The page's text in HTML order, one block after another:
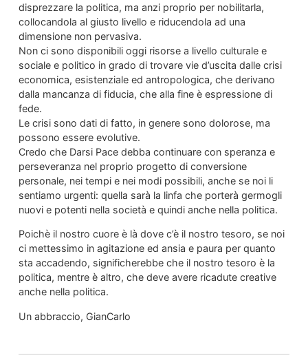
disprezzare la politica, ma anzi proprio per nobilitarla,
collocandola al giusto livello e riducendola ad una
dimensione non pervasiva.
Non ci sono disponibili oggi risorse a livello culturale e
sociale e politico in grado di trovare vie d’uscita dalle crisi
economica, esistenziale ed antropologica, che derivano
dalla mancanza di fiducia, che alla fine è espressione di
fede.
Le crisi sono dati di fatto, in genere sono dolorose, ma
possono essere evolutive.
Credo che Darsi Pace debba continuare con speranza e
perseveranza nel proprio progetto di conversione
personale, nei tempi e nei modi possibili, anche se noi li
sentiamo urgenti: quella sarà la linfa che porterà germogli
nuovi e potenti nella società e quindi anche nella politica.
Poichè il nostro cuore è là dove c’è il nostro tesoro, se noi
ci mettessimo in agitazione ed ansia e paura per quanto
sta accadendo, significherebbe che il nostro tesoro è la
politica, mentre è altro, che deve avere ricadute creative
anche nella politica.
Un abbraccio, GianCarlo